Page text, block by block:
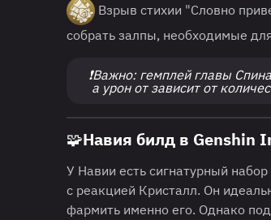
Взрыв стихии "Словно
собрать залпы, необходимые
❗Важно: гемплей главы
а урон от зависит от
🧩Навия билд в Genshin
У Навии есть сигнатурный
с реакцией Кристалл. Он
фармить именно его. Однако